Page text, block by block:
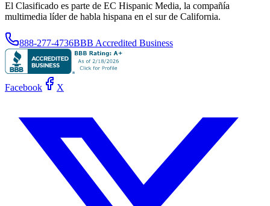
El Clasificado es parte de EC Hispanic Media, la compañía
multimedia líder de habla hispana en el sur de California.
888-277-4736BBB Accredited Business
Facebook X